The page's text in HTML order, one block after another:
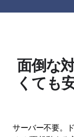
面倒な
くても
サーバー不要。